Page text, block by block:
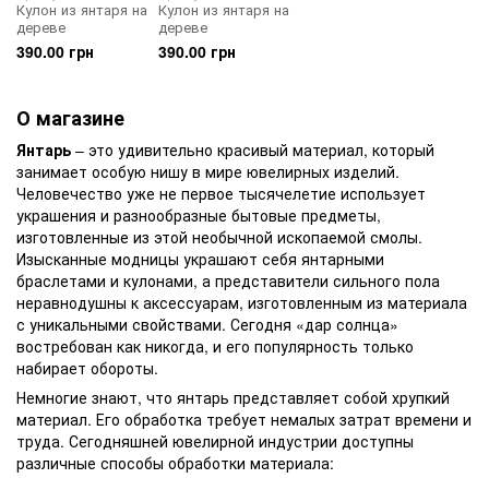
Кулон из янтаря на
дереве
390.00 грн
Кулон из янтаря на
дереве
390.00 грн
О магазине
Янтарь – это удивительно красивый материал, который
занимает особую нишу в мире ювелирных изделий.
Человечество уже не первое тысячелетие использует
украшения и разнообразные бытовые предметы,
изготовленные из этой необычной ископаемой смолы.
Изысканные модницы украшают себя янтарными
браслетами и кулонами, а представители сильного пола
неравнодушны к аксессуарам, изготовленным из материала
с уникальными свойствами. Сегодня «дар солнца»
востребован как никогда, и его популярность только
набирает обороты.
Немногие знают, что янтарь представляет собой хрупкий
материал. Его обработка требует немалых затрат времени и
труда. Сегодняшней ювелирной индустрии доступны
различные способы обработки материала: